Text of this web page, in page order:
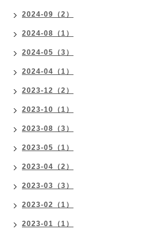
2024-09（2）
2024-08（1）
2024-05（3）
2024-04（1）
2023-12（2）
2023-10（1）
2023-08（3）
2023-05（1）
2023-04（2）
2023-03（3）
2023-02（1）
2023-01（1）